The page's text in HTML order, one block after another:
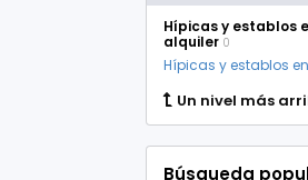
Hípicas y establos
alquiler 0
Hípicas y establos
Un nivel más
Búsqueda